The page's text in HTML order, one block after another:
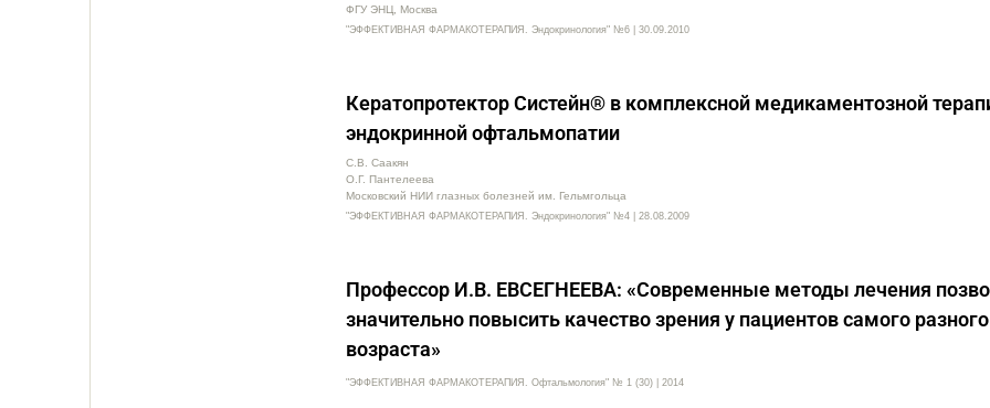
ФГУ ЭНЦ, Москва
"ЭФФЕКТИВНАЯ ФАРМАКОТЕРАПИЯ. Эндокринология" №6 | 30.09.2010
Кератопротектор Систейн® в комплексной медикаментозной
эндокринной офтальмопатии
С.В. Саакян
О.Г. Пантелеева
Московский НИИ глазных болезней им. Гельмгольца
"ЭФФЕКТИВНАЯ ФАРМАКОТЕРАПИЯ. Эндокринология" №4 | 28.08.2009
Профессор И.В. ЕВСЕГНЕЕВА: «Современные методы лечения
значительно повысить качество зрения у пациентов самого разного
возраста»
"ЭФФЕКТИВНАЯ ФАРМАКОТЕРАПИЯ. Офтальмология" № 1 (30) | 2014